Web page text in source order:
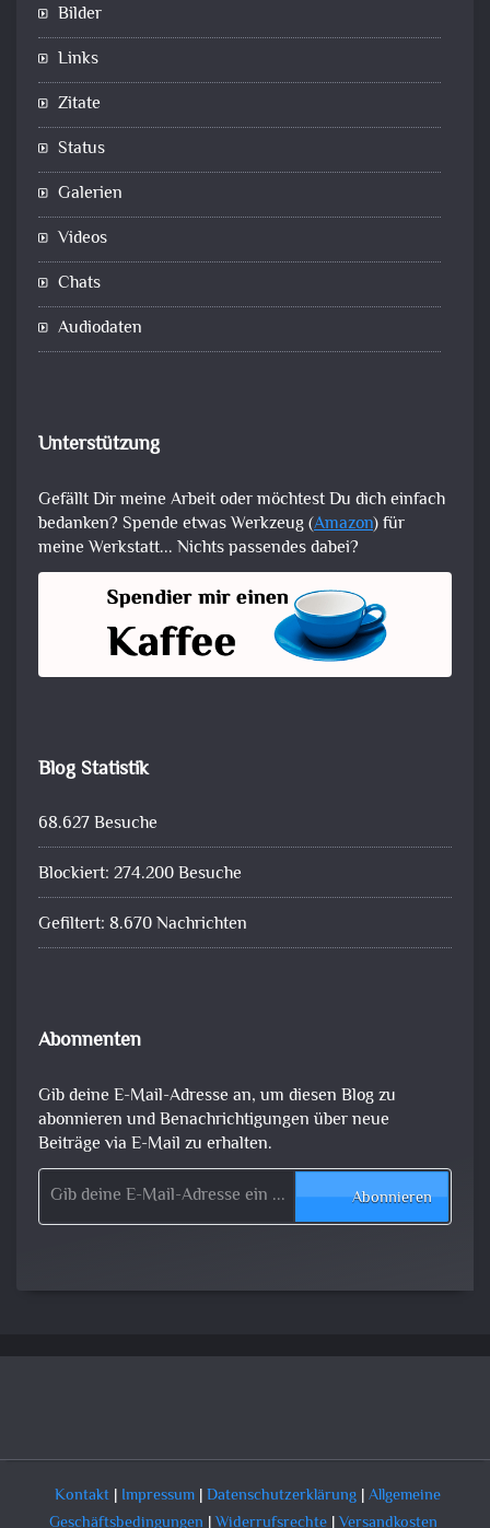
Bilder
Links
Zitate
Status
Galerien
Videos
Chats
Audiodaten
Unterstützung
Gefällt Dir meine Arbeit oder möchtest Du dich einfach
bedanken? Spende etwas Werkzeug (Amazon) für
meine Werkstatt... Nichts passendes dabei?
Blog Statistik
68.627 Besuche
Blockiert: 274.200 Besuche
Gefiltert: 8.670 Nachrichten
Abonnenten
Gib deine E-Mail-Adresse an, um diesen Blog zu
abonnieren und Benachrichtigungen über neue
Beiträge via E-Mail zu erhalten.
Gib deine E-Mail-Adresse ein ...
Abonnieren
Kontakt| Impressum|Datenschutzerklärung|Allgemeine